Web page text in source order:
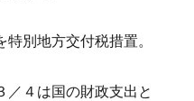
別地方交付税措置。
／４は国の財政支出と